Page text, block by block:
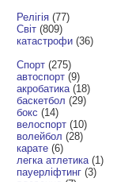
Релігія (77)
Світ (809)
катастрофи (36)
Спорт (275)
автоспорт (9)
акробатика (18)
баскетбол (29)
бокс (14)
велоспорт (10)
волейбол (28)
карате (6)
легка атлетика (1)
пауерліфтинг (3)